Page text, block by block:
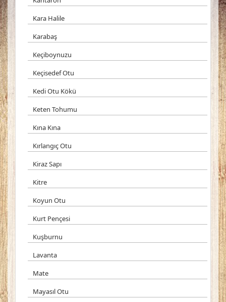
Kara Halile
Karabaş
Keçiboynuzu
Keçisedef Otu
Kedi Otu Kökü
Keten Tohumu
Kına Kına
Kırlangıç Otu
Kiraz Sapı
Kitre
Koyun Otu
Kurt Pençesi
Kuşburnu
Lavanta
Mate
Mayasıl Otu